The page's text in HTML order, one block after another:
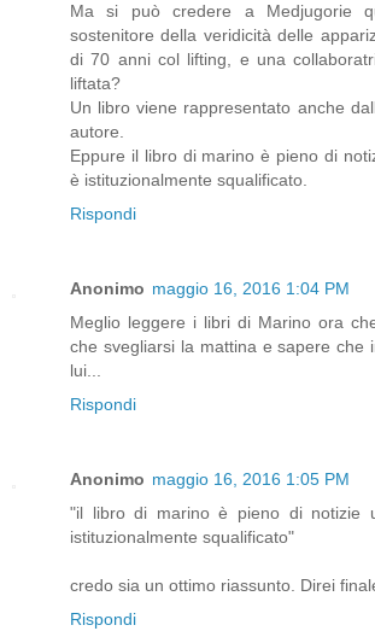
Ma si può credere a Medjugorie
sostenitore della veridicità delle
di 70 anni col lifting, e una
liftata?
Un libro viene rappresentato anche
autore.
Eppure il libro di marino è pieno di
è istituzionalmente squalificato.
Rispondi
Anonimo maggio 16, 2016 1:04 PM
Meglio leggere i libri di Marino ora
che svegliarsi la mattina e sapere che
lui...
Rispondi
Anonimo maggio 16, 2016 1:05 PM
"il libro di marino è pieno di notizie
istituzionalmente squalificato"
credo sia un ottimo riassunto. Direi
Rispondi